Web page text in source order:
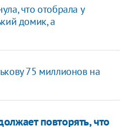
что отобрала у
домик, а
75 миллионов на
повторять, что